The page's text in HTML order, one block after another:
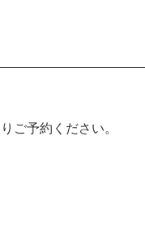
ご予約ください。